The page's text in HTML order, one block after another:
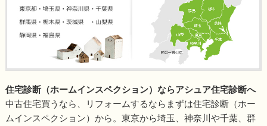
住宅診断（ホームインスペクション）ならアシュア住宅診断へ
中古住宅買うなら、リフォームするならまずは住宅診断（ホー
ムインスペクション）から。東京から埼玉、神奈川や千葉、群